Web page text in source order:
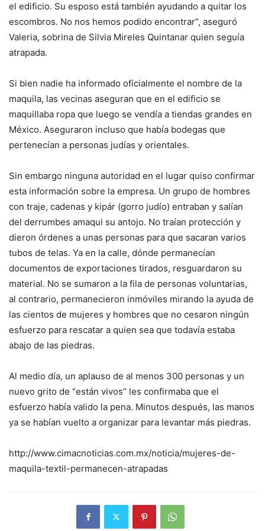
el edificio. Su esposo está también ayudando a quitar los
escombros. No nos hemos podido encontrar”, aseguró
Valeria, sobrina de Silvia Mireles Quintanar quien seguía
atrapada.
Si bien nadie ha informado oficialmente el nombre de la
maquila, las vecinas aseguran que en el edificio se
maquillaba ropa que luego se vendía a tiendas grandes en
México. Aseguraron incluso que había bodegas que
pertenecían a personas judías y orientales.
Sin embargo ninguna autoridad en el lugar quiso confirmar
esta información sobre la empresa. Un grupo de hombres
con traje, cadenas y kipár (gorro judío) entraban y salían
del derrumbes amaqui su antojo. No traían protección y
dieron órdenes a unas personas para que sacaran varios
tubos de telas. Ya en la calle, dónde permanecían
documentos de exportaciones tirados, resguardaron su
material. No se sumaron a la fila de personas voluntarias,
al contrario, permanecieron inmóviles mirando la ayuda de
las cientos de mujeres y hombres que no cesaron ningún
esfuerzo para rescatar a quien sea que todavía estaba
abajo de las piedras.
Al medio día, un aplauso de al menos 300 personas y un
nuevo grito de “están vivos” les confirmaba que el
esfuerzo había valido la pena. Minutos después, las manos
ya se habían vuelto a organizar para levantar más piedras.
http://www.cimacnoticias.com.mx/noticia/mujeres-de-
maquila-textil-permanecen-atrapadas